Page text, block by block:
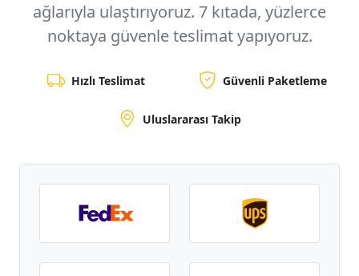
ağlarıyla ulaştırıyoruz. 7 kıtada, yüzlerce
noktaya güvenle teslimat yapıyoruz.
Hızlı Teslimat Güvenli Paketleme
Uluslararası Takip